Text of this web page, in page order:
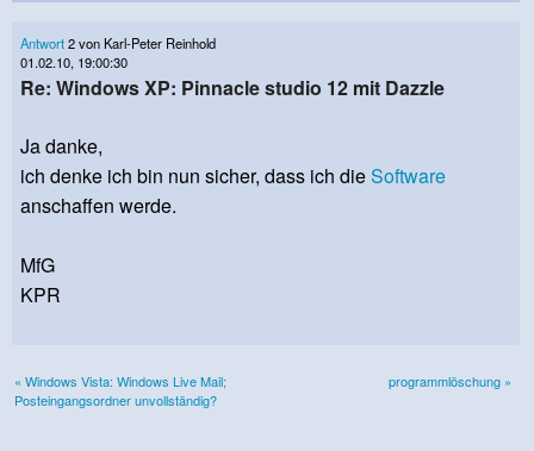
Antwort2 von Karl-Peter Reinhold
01.02.10, 19:00:30
Re: Windows XP: Pinnacle studio 12 mit Dazzle
Ja danke,
ich denke ich bin nun sicher, dass ich dieSoftware
anschaffen werde.
MfG
KPR
« Windows Vista: Windows Live Mail;
Posteingangsordner unvollständig?
programmlöschung »